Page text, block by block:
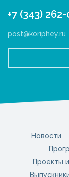
+7 (343)
post@koriphey.ru
Новости
Проекты